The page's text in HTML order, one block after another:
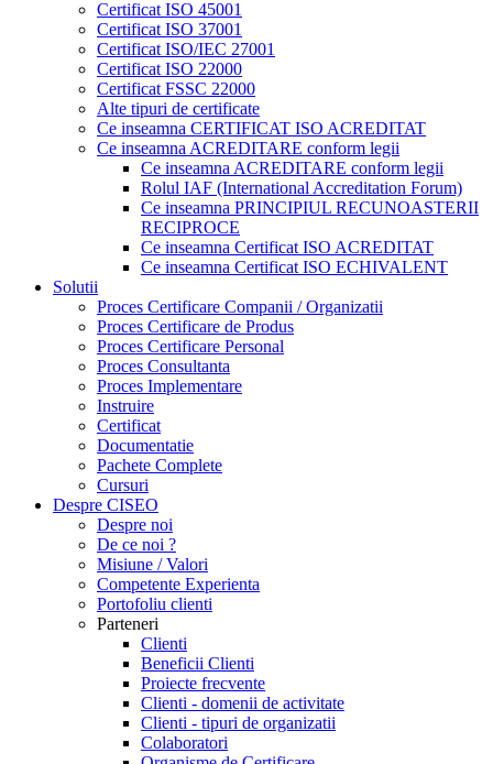
Certificat ISO 45001
Certificat ISO 37001
Certificat ISO/IEC 27001
Certificat ISO 22000
Certificat FSSC 22000
Alte tipuri de certificate
Ce inseamna CERTIFICAT ISO ACREDITAT
Ce inseamna ACREDITARE conform legii
Ce inseamna ACREDITARE conform legii
Rolul IAF (International Accreditation Forum)
Ce inseamna PRINCIPIUL RECUNOASTERII
RECIPROCE
Ce inseamna Certificat ISO ACREDITAT
Ce inseamna Certificat ISO ECHIVALENT
Solutii
Proces Certificare Companii / Organizatii
Proces Certificare de Produs
Proces Certificare Personal
Proces Consultanta
Proces Implementare
Instruire
Certificat
Documentatie
Pachete Complete
Cursuri
Despre CISEO
Despre noi
De ce noi ?
Misiune / Valori
Competente Experienta
Portofoliu clienti
Parteneri
Clienti
Beneficii Clienti
Proiecte frecvente
Clienti - domenii de activitate
Clienti - tipuri de organizatii
Colaboratori